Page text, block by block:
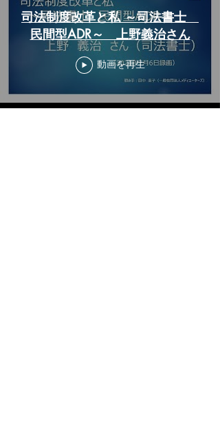
司法制度改革と私 ～司法書士
民間型ADR～ 上野義治さん
動画を再生